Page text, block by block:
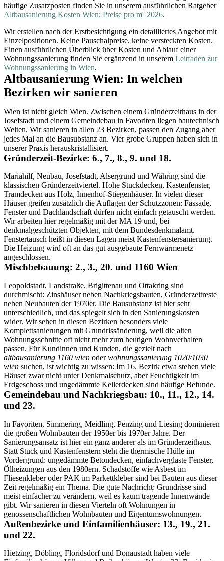
häufige Zusatzposten finden Sie in unserem ausführlichen Ratgeber
Altbausanierung Kosten Wien: Preise pro m² 2026.
Wir erstellen nach der Erstbesichtigung ein detailliertes Angebot mit
Einzelpositionen. Keine Pauschalpreise, keine versteckten Kosten.
Einen ausführlichen Überblick über Kosten und Ablauf einer
Wohnungssanierung finden Sie ergänzend in unserem Leitfaden zur
Wohnungssanierung in Wien.
Altbausanierung Wien: In welchen
Bezirken wir sanieren
Wien ist nicht gleich Wien. Zwischen einem Gründerzeithaus in der
Josefstadt und einem Gemeindebau in Favoriten liegen bautechnisch
Welten. Wir sanieren in allen 23 Bezirken, passen den Zugang aber
jedes Mal an die Bausubstanz an. Vier grobe Gruppen haben sich in
unserer Praxis herauskristallisiert.
Gründerzeit-Bezirke: 6., 7., 8., 9. und 18.
Mariahilf, Neubau, Josefstadt, Alsergrund und Währing sind die
klassischen Gründerzeitviertel. Hohe Stuckdecken, Kastenfenster,
Tramdecken aus Holz, Innenhof-Stiegenhäuser. In vielen dieser
Häuser greifen zusätzlich die Auflagen der Schutzzonen: Fassade,
Fenster und Dachlandschaft dürfen nicht einfach getauscht werden.
Wir arbeiten hier regelmäßig mit der MA 19 und, bei
denkmalgeschützten Objekten, mit dem Bundesdenkmalamt.
Fenstertausch heißt in diesen Lagen meist Kastenfenstersanierung.
Die Heizung wird oft an das gut ausgebaute Fernwärmenetz
angeschlossen.
Mischbebauung: 2., 3., 20. und 1160 Wien
Leopoldstadt, Landstraße, Brigittenau und Ottakring sind
durchmischt: Zinshäuser neben Nachkriegsbauten, Gründerzeitreste
neben Neubauten der 1970er. Die Bausubstanz ist hier sehr
unterschiedlich, und das spiegelt sich in den Sanierungskosten
wider. Wir sehen in diesen Bezirken besonders viele
Komplettsanierungen mit Grundrissänderung, weil die alten
Wohnungsschnitte oft nicht mehr zum heutigen Wohnverhalten
passen. Für Kundinnen und Kunden, die gezielt nach
altbausanierung 1160 wien oderwohnungssanierung 1020/1030
wien suchen, ist wichtig zu wissen: Im 16. Bezirk etwa stehen viele
Häuser zwar nicht unter Denkmalschutz, aber Feuchtigkeit im
Erdgeschoss und ungedämmte Kellerdecken sind häufige Befunde.
Gemeindebau und Nachkriegsbau: 10., 11., 12., 14.
und 23.
In Favoriten, Simmering, Meidling, Penzing und Liesing dominieren
die großen Wohnbauten der 1950er bis 1970er Jahre. Der
Sanierungsansatz ist hier ein ganz anderer als im Gründerzeithaus.
Statt Stuck und Kastenfenstern steht die thermische Hülle im
Vordergrund: ungedämmte Betondecken, einfachverglaste Fenster,
Ölheizungen aus den 1980ern. Schadstoffe wie Asbest im
Fliesenkleber oder PAK im Parkettkleber sind bei Bauten aus dieser
Zeit regelmäßig ein Thema. Die gute Nachricht: Grundrisse sind
meist einfacher zu verändern, weil es kaum tragende Innenwände
gibt. Wir sanieren in diesen Vierteln oft Wohnungen in
genossenschaftlichen Wohnbauten und Eigentumswohnungen.
Außenbezirke und Einfamilienhäuser: 13., 19., 21.
und 22.
Hietzing, Döbling, Floridsdorf und Donaustadt haben viele